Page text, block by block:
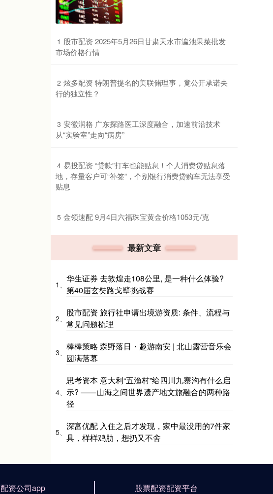
1 ​股市配资 2025年5月26日甘肃天水市瀛池果菜批发
市场价格行情
2 ​炫多配资 特朗普提名的美联储理事，竟公开承诺央
行的独立性？
3 ​安徽润格 广东探路医工深度融合，加速前沿技术
从“实验室”走向“病房”
4 ​易投配资 “贷款”打车也能贴息！个人消费贷贴息落
地，存量客户可“补签”，个别银行消费贷购车无法享受
贴息
5 ​金领速配 9月4日六福珠宝黄金价格1053元/克
最新文章
1、
华生证券 去敦煌走108公里, 是一种什么体验?
第40届玄奘路戈壁挑战赛
2、
股市配资 旅行社申请出境游资质: 条件、流程与
常见问题梳理
3、
棒棒策略 森野落日・趣游南安 | 北山露营音乐会
圆满落幕
4、
思考资本 意大利“五渔村”给四川九寨沟有什么启
示? ——山海之间世界遗产地文旅融合的两种路
径
5、
深富优配 入住之后才发现，家中最没用的7件家
具，样样鸡肋，想扔又不舍
配资公司app 股票配资配资平台